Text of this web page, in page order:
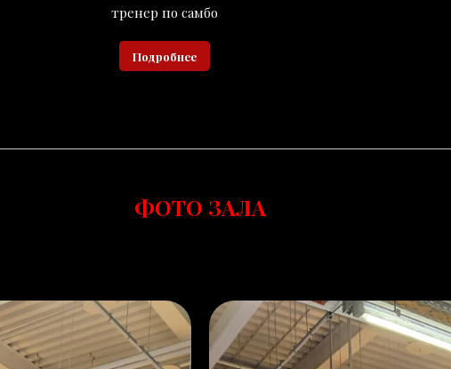
тренер по самбо
Подробнее
ФОТО ЗАЛА